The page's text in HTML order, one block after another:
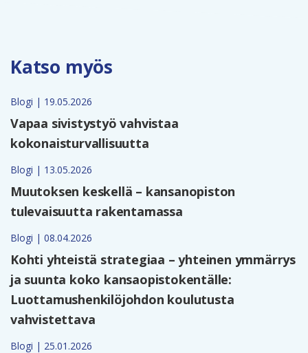
Katso myös
Blogi | 19.05.2026
Vapaa sivistystyö vahvistaa
kokonaisturvallisuutta
Blogi | 13.05.2026
Muutoksen keskellä – kansanopiston
tulevaisuutta rakentamassa
Blogi | 08.04.2026
Kohti yhteistä strategiaa – yhteinen ymmärrys
ja suunta koko kansaopistokentälle:
Luottamushenkilöjohdon koulutusta
vahvistettava
Blogi | 25.01.2026